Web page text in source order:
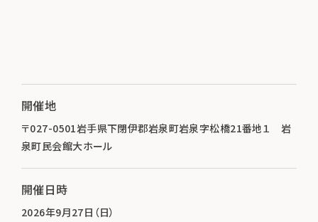
開催地
〒027-0501岩手県下閉伊郡岩泉町岩泉字松橋21番地１ 岩
泉町民会館大ホール
開催日時
2026年9月27日（日）